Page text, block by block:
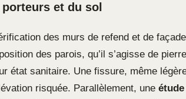
et du sol
des murs de refend et de
des parois, qu’il s’agisse de
état sanitaire. Une fissure, même
risquée. Parallèlement, une